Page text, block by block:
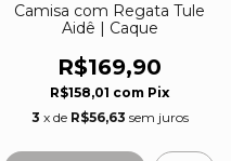
Camisa com Regata Tule
Aidê | Caque
R$169,90
R$158,01 com Pix
3 x de R$56,63 sem juros